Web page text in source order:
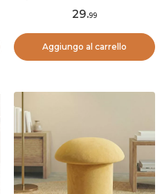
29.99
Aggiungo al carrello